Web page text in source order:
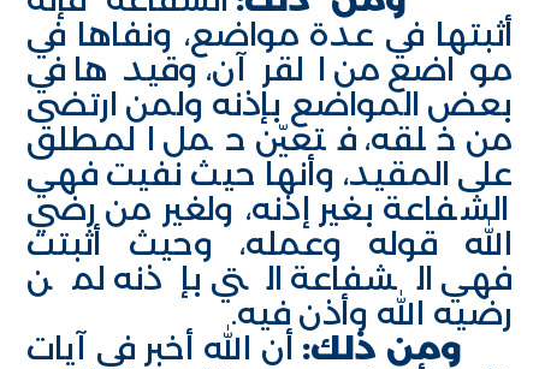
أثبتها في عدة مواضع، ونفاها في
مواضع من القرآن، وقيدها في
بعض المواضع بإذنه ولمن ارتضى
من خلقه، فتعيّن حمل المطلق
على المقيد، وأنها حيث نفيت فهي
الشفاعة بغير إذنه، ولغير من رضي
الله قوله وعمله، وحيث أثبتت
فهي الشفاعة التي بإذنه لمن
رضيه الله وأذن فيه.
ومن ذلك: أن الله أخبر في آيات